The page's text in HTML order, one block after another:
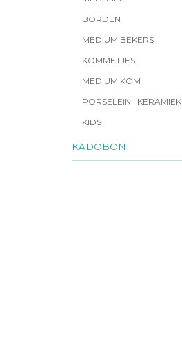
BORDEN
MEDIUM BEKERS
KOMMETJES
MEDIUM KOM
PORSELEIN | KERAMIEK
KIDS
KADOBON